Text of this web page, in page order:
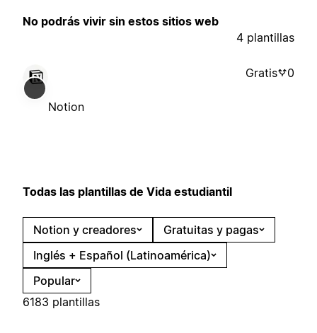
No podrás vivir sin estos sitios web
4 plantillas
Notion
Gratis 0
Todas las plantillas de Vida estudiantil
Notion y creadores
Gratuitas y pagas
Inglés + Español (Latinoamérica)
Popular
6183 plantillas